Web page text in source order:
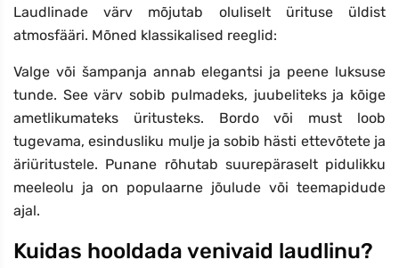
Laudlinade värv mõjutab oluliselt ürituse üldist
atmosfääri. Mõned klassikalised reeglid:
Valge või šampanja annab elegantsi ja peene luksuse
tunde. See värv sobib pulmadeks, juubeliteks ja kõige
ametlikumateks üritusteks. Bordo või must loob
tugevama, esindusliku mulje ja sobib hästi ettevõtete ja
äriüritustele. Punane rõhutab suurepäraselt pidulikku
meeleolu ja on populaarne jõulude või teemapidude
ajal.
Kuidas hooldada venivaid laudlinu?